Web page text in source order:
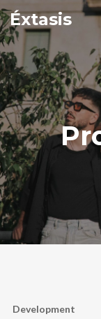
Éxtasis
Development